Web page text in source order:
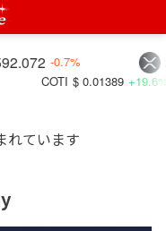
$
-0.7%
COTI $ 0.01389 +19.6%
れています